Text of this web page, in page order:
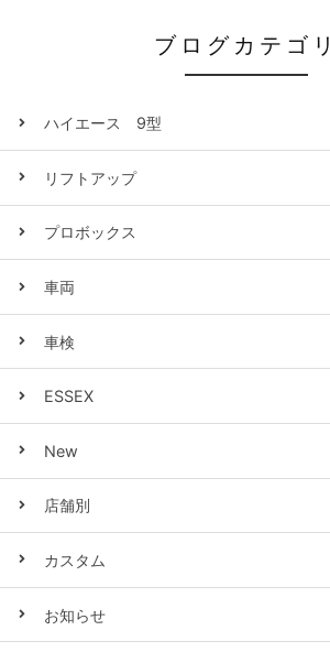
ブログカテゴリ
ハイエース 9型
リフトアップ
プロボックス
車両
車検
ESSEX
New
店舗別
カスタム
お知らせ